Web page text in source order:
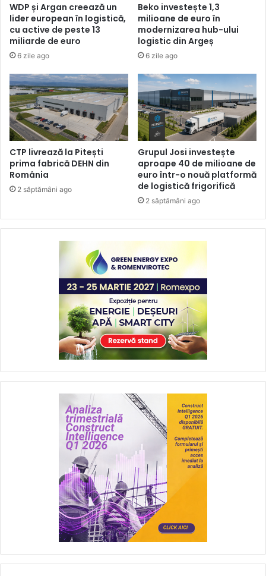
WDP și Argan creează un
lider european în logistică,
cu active de peste 13
miliarde de euro
6 zile ago
Beko investește 1,3
milioane de euro în
modernizarea hub-ului
logistic din Argeș
6 zile ago
CTP livrează la Pitești
prima fabrică DEHN din
România
2 săptămâni ago
Grupul Josi investește
aproape 40 de milioane de
euro într-o nouă platformă
de logistică frigorifică
2 săptămâni ago